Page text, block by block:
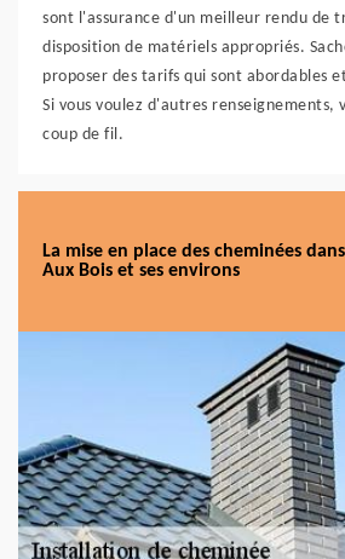
sont l'assurance d'un meilleur rendu de
disposition de matériels appropriés.
proposer des tarifs qui sont abordables
Si vous voulez d'autres renseignements,
coup de fil.
La mise en place des cheminées
Aux Bois et ses environs